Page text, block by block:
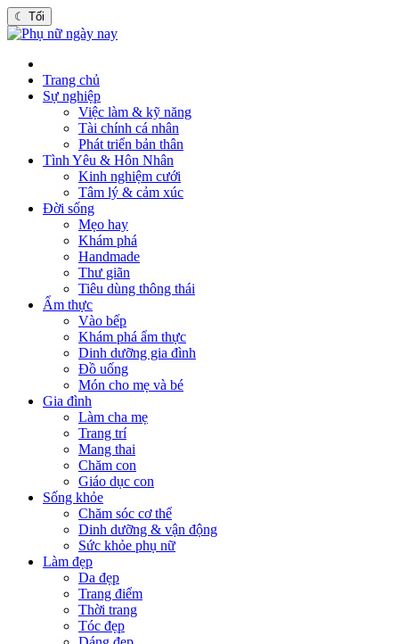
☾ Tối
Trang chủ
Sự nghiệp
Việc làm & kỹ năng
Tài chính cá nhân
Phát triển bản thân
Tình Yêu & Hôn Nhân
Kinh nghiệm cưới
Tâm lý & cảm xúc
Đời sống
Mẹo hay
Khám phá
Handmade
Thư giãn
Tiêu dùng thông thái
Ẩm thực
Vào bếp
Khám phá ẩm thực
Dinh dưỡng gia đình
Đồ uống
Món cho mẹ và bé
Gia đình
Làm cha mẹ
Trang trí
Mang thai
Chăm con
Giáo dục con
Sống khỏe
Chăm sóc cơ thể
Dinh dưỡng & vận động
Sức khỏe phụ nữ
Làm đẹp
Da đẹp
Trang điểm
Thời trang
Tóc đẹp